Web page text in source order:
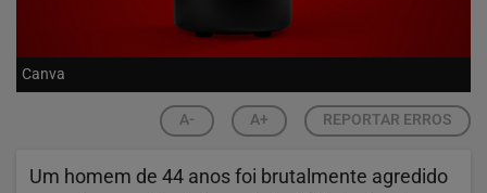
Canva
A- A+ REPORTAR ERROS
Um homem de 44 anos foi brutalmente agredido